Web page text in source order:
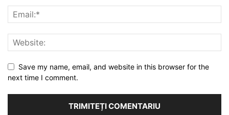
Save my name, email, and website in this browser for the
next time I comment.